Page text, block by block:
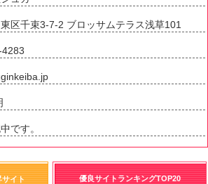
区千束3-7-2 ブロッサムテラス浅草101
です。
優良サイトランキングTOP20
サイト